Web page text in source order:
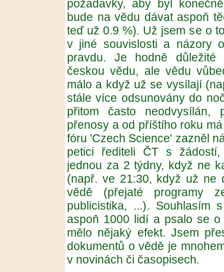
požadavky, aby byl
bude na vědu dávat aspoň
teď už 0.9 %). Už jsem se o
v jiné souvislosti a názory
pravdu. Je hodně důležité
českou vědu, ale vědu
málo a když už se vysílají
stále více odsunovány do
přitom často neodvysílán,
přenosy a od příštího roku
fóru 'Czech Science' zazněl
petici řediteli ČT s
jednou za 2 týdny, když ne
(např. ve 21:30, když už ne
vědě (přejaté programy
publicistika, ...). Souhlasím
aspoň 1000 lidí a psalo se
mělo nějaký efekt. Jsem
dokumentů o vědě je
v novinách či časopisech.